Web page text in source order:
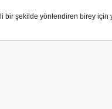
şekilde yönlendiren birey için